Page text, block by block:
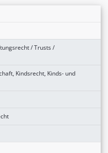
/ Trusts /
Kindsrecht, Kinds- und